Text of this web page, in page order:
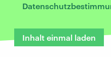
Inhalt einmal laden